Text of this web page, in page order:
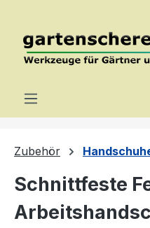
Zubehör
Schnittfeste